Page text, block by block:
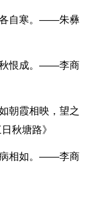
各自寒。——朱彝
秋恨成。——李商
朝霞相映，望之
秋塘路》
病相如。——李商